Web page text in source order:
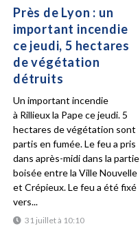
Près de Lyon : un
important incendie
ce jeudi, 5 hectares
de végétation
détruits
31 juillet à 10:10
Un important incendie
à Rillieux la Pape ce jeudi. 5
hectares de végétation sont
partis en fumée. Le feu a pris
dans après-midi dans la partie
boisée entre la Ville Nouvelle
et Crépieux. Le feu a été fixé
vers...